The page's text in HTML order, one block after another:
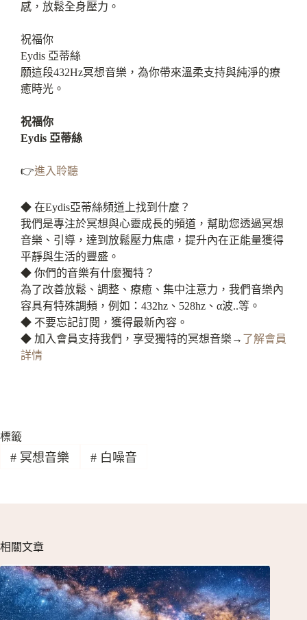
感，放鬆全身壓力。
祝福你
Eydis 亞蒂絲
願這段432Hz冥想音樂，為你帶來溫柔支持與純淨的療
癒時光。
祝福你
Eydis 亞蒂絲
👉進入聆聽
◆ 在Eydis亞蒂絲頻道上找到什麼？
我們是專注於冥想與心靈成長的頻道，幫助您透過冥想
音樂、引導，達到放鬆壓力焦慮，提升內在正能量獲得
平靜與生活的豐盛。
◆ 你們的音樂有什麼獨特？
為了改善放鬆、調整、療癒、集中注意力，我們音樂內
容具有特殊調頻，例如：432hz、528hz、α波..等。
◆ 不要忘記訂閱，獲得最新內容。
◆ 加入會員支持我們，享受獨特的冥想音樂→ 了解會員
詳情
標籤
# 冥想音樂 #白噪音
相關文章